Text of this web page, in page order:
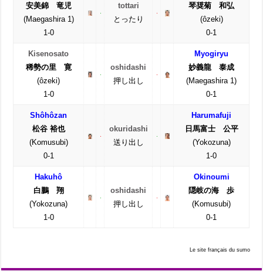
安美錦 竜児
(Maegashira 1)
1-0
tottari
とったり
琴奨菊 和弘
(ôzeki)
0-1
Kisenosato
稀勢の里 寛
(ôzeki)
1-0
oshidashi
押し出し
Myogiryu
妙義龍 泰成
(Maegashira 1)
0-1
Shôhôzan
松谷 裕也
(Komusubi)
0-1
okuridashi
送り出し
Harumafuji
日馬富士 公平
(Yokozuna)
1-0
Hakuhô
白鵬 翔
(Yokozuna)
1-0
oshidashi
押し出し
Okinoumi
隠岐の海 歩
(Komusubi)
0-1
Le site français du sumo